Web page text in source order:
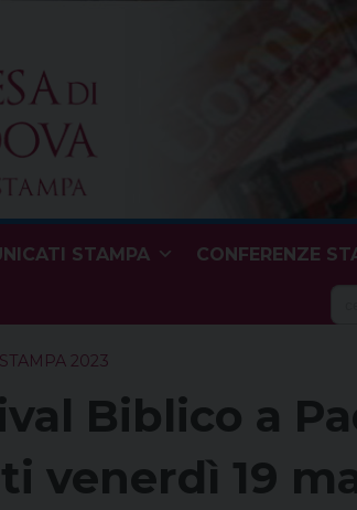
STAMPA CONFERENZE
2023
Biblico a
venerdì 19